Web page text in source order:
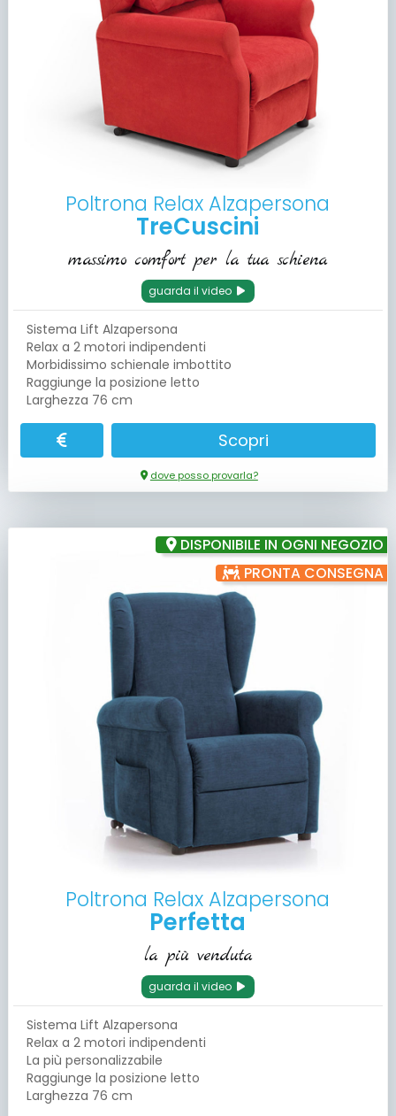
Poltrona Relax Alzapersona
TreCuscini
massimo comfort per la tua schiena
guarda il video
Sistema Lift Alzapersona
Relax a 2 motori indipendenti
Morbidissimo schienale imbottito
Raggiunge la posizione letto
Larghezza 76 cm
Scopri
dove posso provarla?
DISPONIBILE IN OGNI NEGOZIO
PRONTA CONSEGNA
Poltrona Relax Alzapersona
Perfetta
la più venduta
guarda il video
Sistema Lift Alzapersona
Relax a 2 motori indipendenti
La più personalizzabile
Raggiunge la posizione letto
Larghezza 76 cm